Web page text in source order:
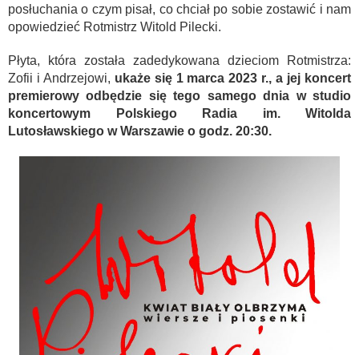
posłuchania o czym pisał, co chciał po sobie zostawić i nam
opowiedzieć Rotmistrz Witold Pilecki.
Płyta, która została zadedykowana dzieciom Rotmistrza:
Zofii i Andrzejowi, ukaże się 1 marca 2023 r., a jej koncert
premierowy odbędzie się tego samego dnia w studio
koncertowym Polskiego Radia im. Witolda
Lutosławskiego w Warszawie o godz. 20:30.